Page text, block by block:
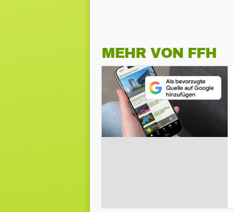
MEHR VON FFH